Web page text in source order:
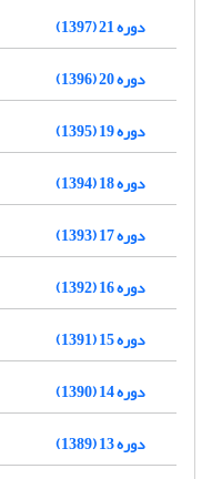
دوره 21 (1397)
دوره 20 (1396)
دوره 19 (1395)
دوره 18 (1394)
دوره 17 (1393)
دوره 16 (1392)
دوره 15 (1391)
دوره 14 (1390)
دوره 13 (1389)